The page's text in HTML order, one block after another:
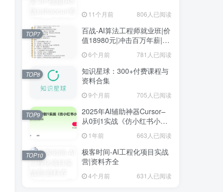
11个月前 806人已阅读
百战-AI算法工程师就业班|价
值18980元|冲击百万年薪|完
结无秘
6个月前 781人已阅读
TOP7
知识星球：300+付费课程与
资料合集
9个月前 705人已阅读
TOP8
2025年AI辅助神器Cursor–
从0到1实战《仿小红书小程
序》1年前 663人已阅读
TOP9
极客时间-AI工程化项目实战
营|资料齐全
4个月前 631人已阅读
TOP10